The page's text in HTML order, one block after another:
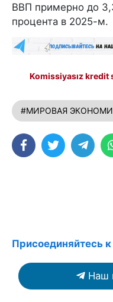
ВВП примерно до
процента в 2025-м.
Komissiyasız kredit
#МИРОВАЯ
Присоединяйтесь
Наш